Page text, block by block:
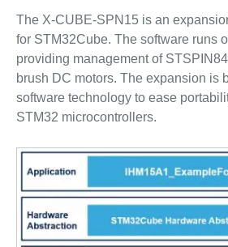
The X-CUBE-SPN15 is an
for STM32Cube. The software runs
providing management of
brush DC motors. The expansion is
software technology to ease
STM32 microcontrollers.